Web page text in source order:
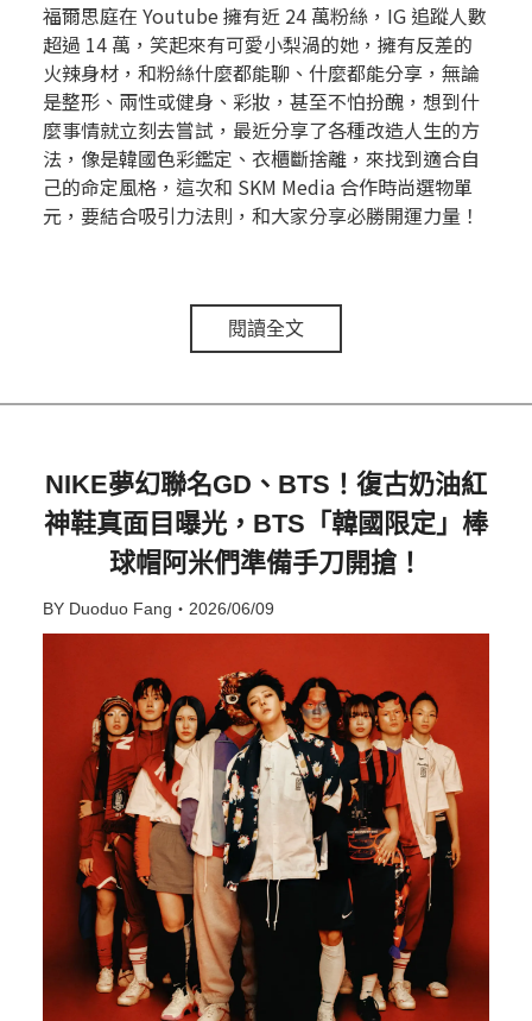
福爾思庭在 Youtube 擁有近 24 萬粉絲，IG 追蹤人數
超過 14 萬，笑起來有可愛小梨渦的她，擁有反差的
火辣身材，和粉絲什麼都能聊、什麼都能分享，無論
是整形、兩性或健身、彩妝，甚至不怕扮醜，想到什
麼事情就立刻去嘗試，最近分享了各種改造人生的方
法，像是韓國色彩鑑定、衣櫃斷捨離，來找到適合自
己的命定風格，這次和 SKM Media 合作時尚選物單
元，要結合吸引力法則，和大家分享必勝開運力量！
閱讀全文
NIKE夢幻聯名GD、BTS！復古奶油紅
神鞋真面目曝光，BTS「韓國限定」棒
球帽阿米們準備手刀開搶！
BY Duoduo Fang・2026/06/09